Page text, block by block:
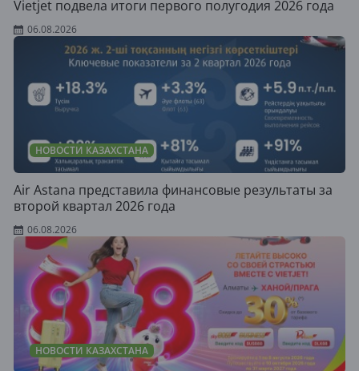
Vietjet подвела итоги первого полугодия 2026 года
06.08.2026
НОВОСТИ КАЗАХСТАНА
Air Astana представила финансовые результаты за
второй квартал 2026 года
06.08.2026
НОВОСТИ КАЗАХСТАНА